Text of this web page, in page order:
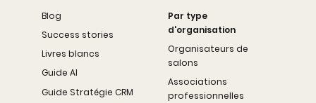
Blog
Success stories
Livres blancs
Guide AI
Guide Stratégie CRM
Par type
d'organisation
Organisateurs de
salons
Associations
professionnelles